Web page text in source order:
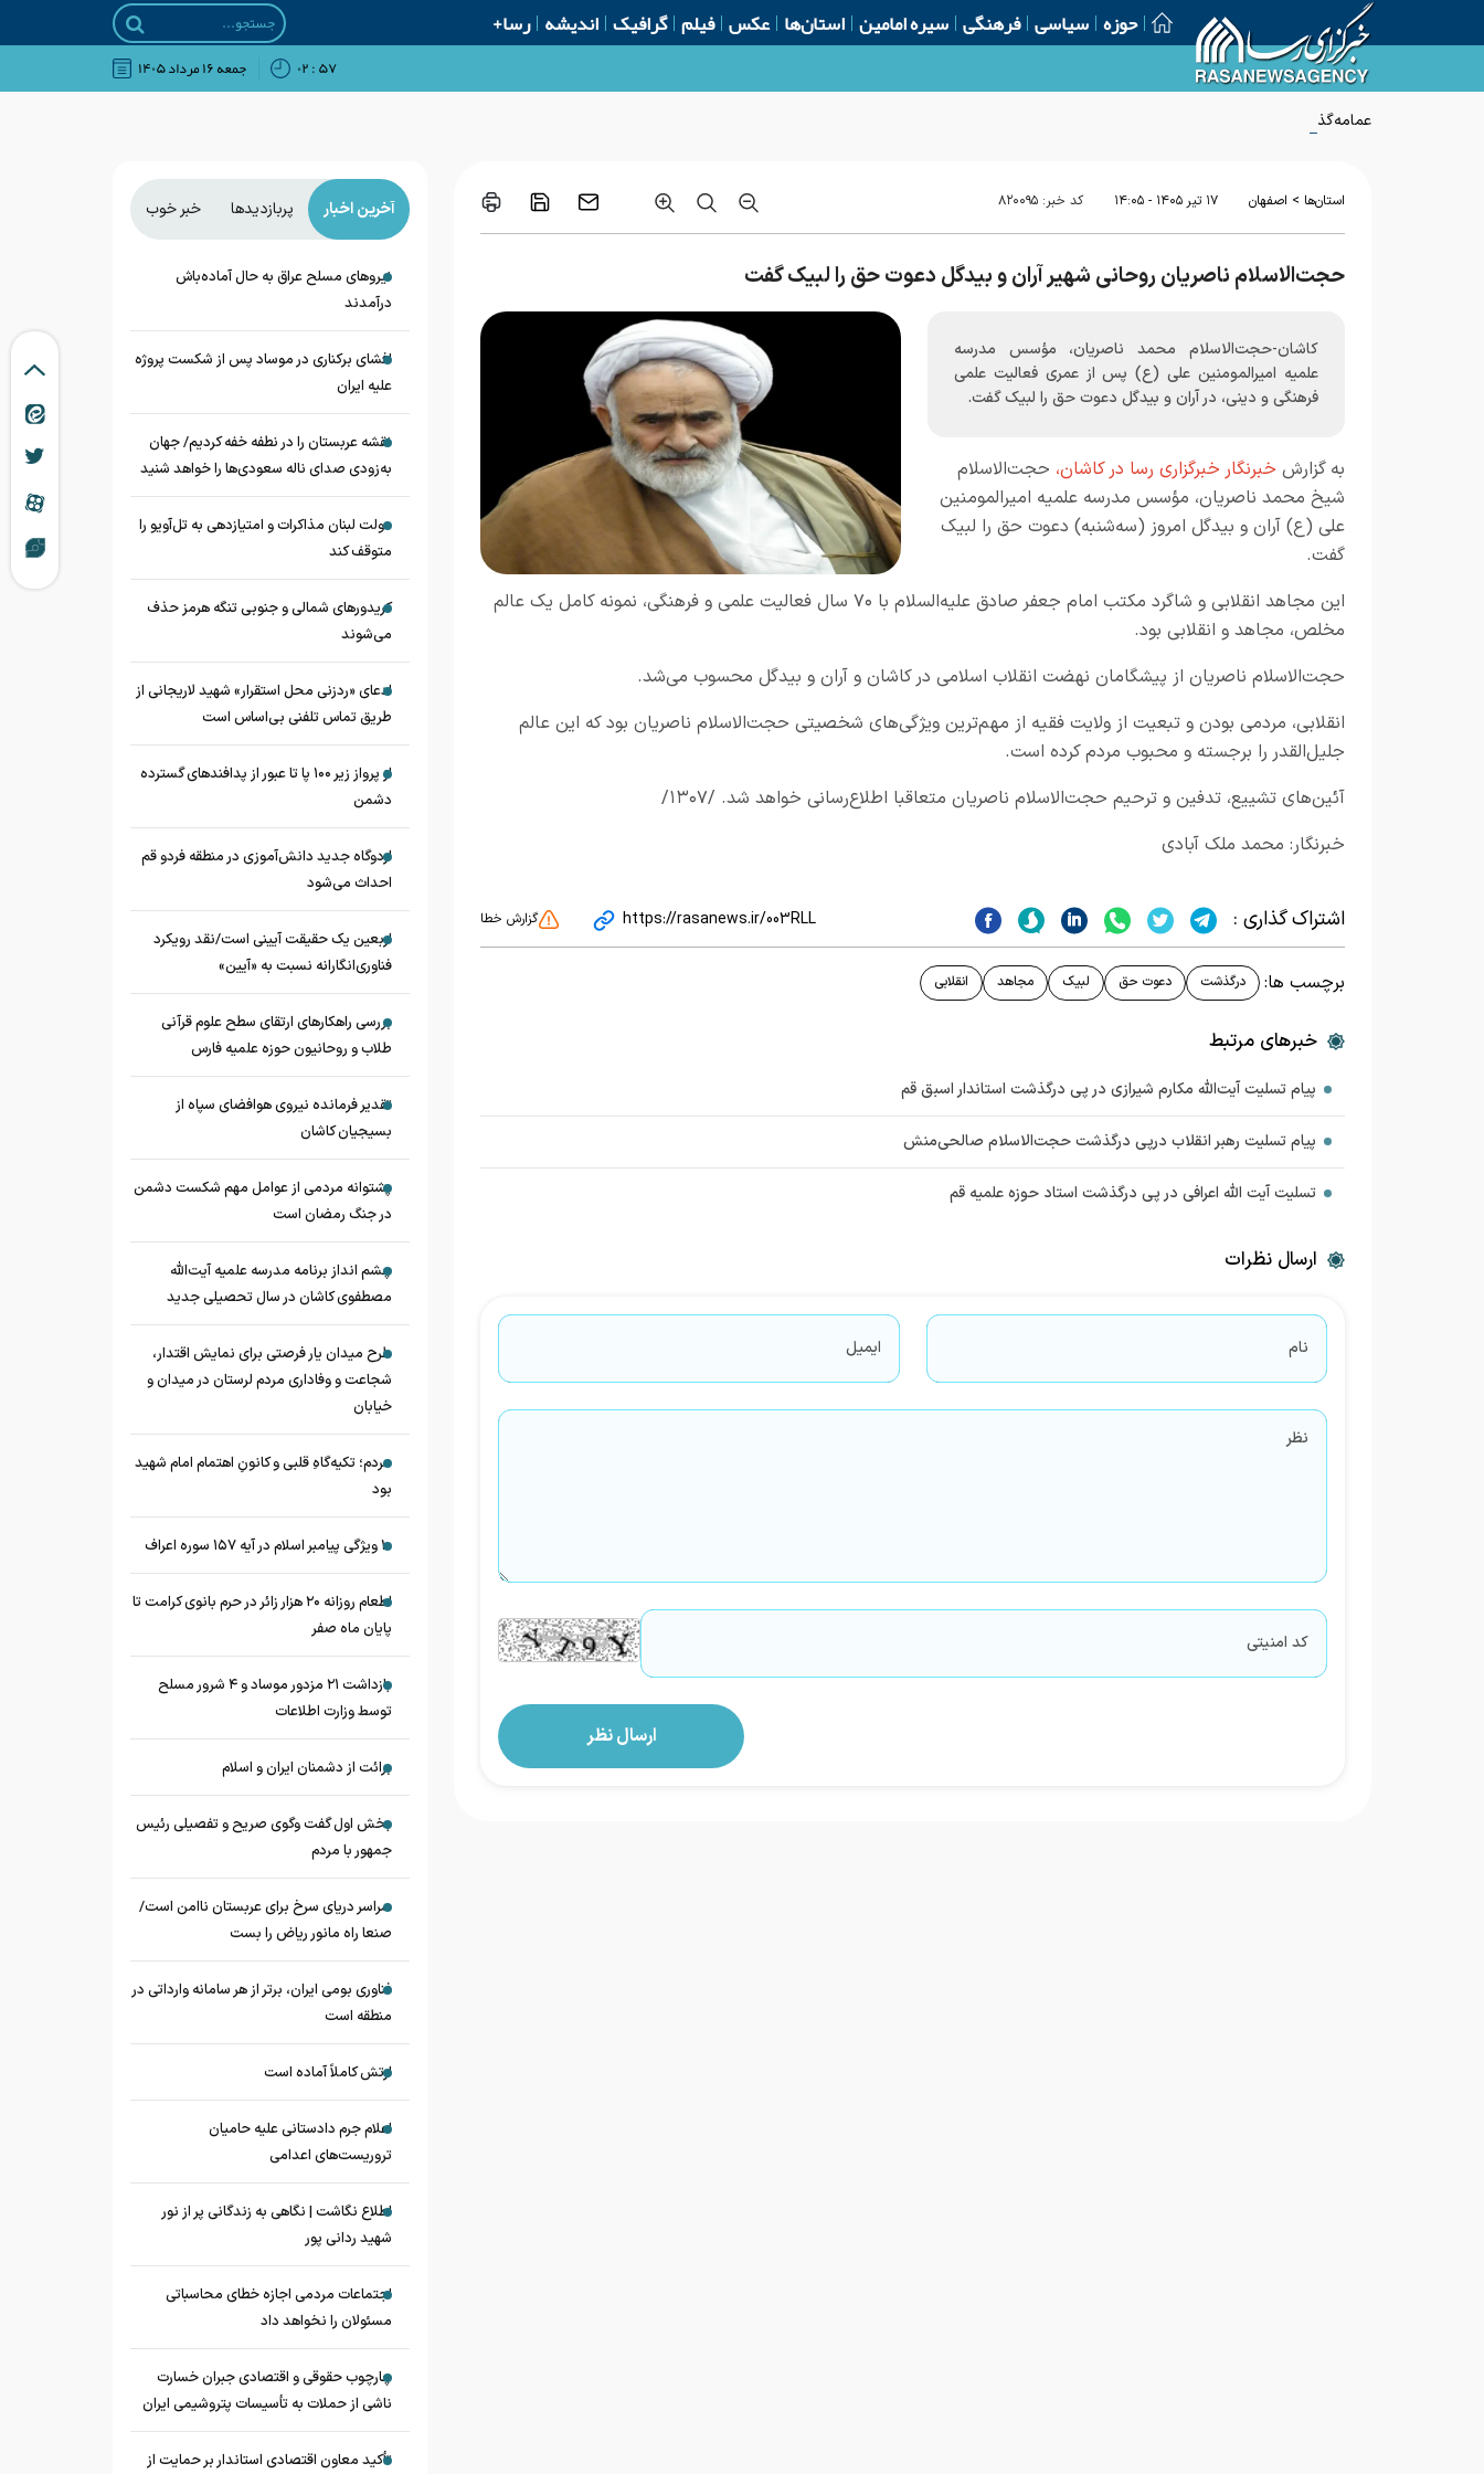
حوزه سیاسی فرهنگی سیره امامین استان‌ها عکس فیلم گرافیک اندیشه رسا+
۵۷ : ۰۲ جمعه ۱۶ مرداد ۱۴۰۵
عمامه‌گذاری جمعی از طلاب مدرسه علمیه منصوریه شیراز
استان‌ها > اصفهان ۱۷ تير ۱۴۰۵ - ۱۴:۰۵ کد خبر: ۸۲۰۰۹۵
حجت‌الاسلام ناصریان روحانی شهیر آران و بیدگل دعوت حق را لبیک گفت
کاشان-حجت‌الاسلام محمد ناصریان، مؤسس مدرسه
علمیه امیرالمومنین علی (ع) پس از عمری فعالیت علمی
فرهنگی و دینی، در آران و بیدگل دعوت حق را لبیک گفت.
به گزارش خبرنگار خبرگزاری رسا در کاشان، حجت‌الاسلام
شیخ محمد ناصریان، مؤسس مدرسه علمیه امیرالمومنین
علی (ع) آران و بیدگل امروز (سه‌شنبه) دعوت حق را لبیک
گفت.
این مجاهد انقلابی و شاگرد مکتب امام جعفر صادق علیه‌السلام با ۷۰ سال فعالیت علمی و فرهنگی، نمونه کامل یک عالم
مخلص، مجاهد و انقلابی بود.
حجت‌الاسلام ناصریان از پیشگامان نهضت انقلاب اسلامی در کاشان و آران و بیدگل محسوب می‌شد.
انقلابی، مردمی بودن و تبعیت از ولایت فقیه از مهم‌ترین ویژگی‌های شخصیتی حجت‌الاسلام ناصریان بود که این عالم
جلیل‌القدر را برجسته و محبوب مردم کرده است.
آئین‌های تشییع، تدفین و ترحیم حجت‌الاسلام ناصریان متعاقبا اطلاع‌رسانی خواهد شد. /۱۳۰۷/
خبرنگار: محمد ملک آبادی
اشتراک گذاری : https://rasanews.ir/003RLL گزارش خطا
برچسب ها: درگذشت دعوت حق لبیک مجاهد انقلابی
خبرهای مرتبط
پیام تسلیت آیت‌الله مکارم شیرازی در پی درگذشت استاندار اسبق قم
پیام تسلیت رهبر انقلاب درپی درگذشت حجت‌الاسلام صالحی‌منش
تسلیت آیت الله اعرافی در پی درگذشت استاد حوزه علمیه قم
ارسال نظرات
آخرین اخبار پربازدیدها خبر خوب
نیروهای مسلح عراق به حال آماده‌باش
درآمدند
افشای برکناری در موساد پس از شکست پروژه
علیه ایران
نقشه عربستان را در نطفه خفه کردیم/ جهان
به‌زودی صدای ناله سعودی‌ها را خواهد شنید
دولت لبنان مذاکرات و امتیازدهی به تل‌آویو را
متوقف کند
کریدورهای شمالی و جنوبی تنگه هرمز حذف
می‌شوند
ادعای «ردزنی محل استقرار» شهید لاریجانی از
طریق تماس تلفنی بی‌اساس است
از پرواز زیر ۱۰۰ پا تا عبور از پدافند‌های گسترده
دشمن
اردوگاه جدید دانش‌آموزی در منطقه فردو قم
احداث می‌شود
اربعین یک حقیقت آیینی است/نقد رویکرد
فناوری‌انگارانه نسبت به «آیین»
بررسی راهکارهای ارتقای سطح علوم قرآنی
طلاب و روحانیون حوزه علمیه فارس
تقدیر فرمانده نیروی هوافضای سپاه از
بسیجیان کاشان
پشتوانه مردمی از عوامل مهم شکست دشمن
در جنگ رمضان است
چشم‌ انداز برنامه مدرسه علمیه آیت‌الله
مصطفوی کاشان در سال تحصیلی جدید
طرح میدان یار فرصتی برای نمایش اقتدار،
شجاعت و وفاداری مردم لرستان در میدان و
خیابان
مردم؛ تکیه‌گاهِ قلبی و کانونِ اهتمام امام شهید
بود
۱۰ ویژگی پیامبر اسلام در آیه ۱۵۷ سوره اعراف
اطعام روزانه ۲۰ هزار زائر در حرم بانوی کرامت تا
پایان ماه صفر
بازداشت ۲۱ مزدور موساد و ۴ شرور مسلح
توسط وزارت اطلاعات
برائت از دشمنان ایران و اسلام
بخش اول گفت وگوی صریح و تفصیلی رئیس
جمهور با مردم
سراسر دریای سرخ برای عربستان ناامن است/
صنعا راه مانور ریاض را بست
فناوری بومی ایران، برتر از هر سامانه وارداتی در
منطقه است
ارتش کاملاً آماده است
اعلام جرم دادستانی علیه حامیان
تروریست‌های اعدامی
اطلاع نگاشت | نگاهی به زندگانی پر از نور
شهید ردانی پور
اجتماعات مردمی اجازه خطای محاسباتی
مسئولان را نخواهد داد
چارچوب حقوقی و اقتصادی جبران خسارت
ناشی از حملات به تأسیسات پتروشیمی ایران
تأکید معاون اقتصادی استاندار بر حمایت از